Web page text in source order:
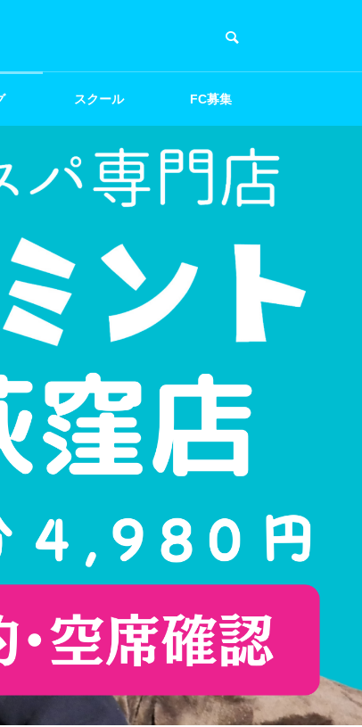
スクール FC募集